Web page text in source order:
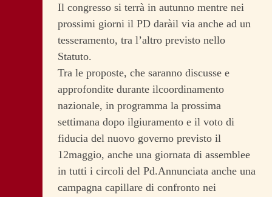
Il congresso si terrà in autunno mentre nei
prossimi giorni il PD daràil via anche ad un
tesseramento, tra l’altro previsto nello
Statuto.
Tra le proposte, che saranno discusse e
approfondite durante ilcoordinamento
nazionale, in programma la prossima
settimana dopo ilgiuramento e il voto di
fiducia del nuovo governo previsto il
12maggio, anche una giornata di assemblee
in tutti i circoli del Pd.Annunciata anche una
campagna capillare di confronto nei